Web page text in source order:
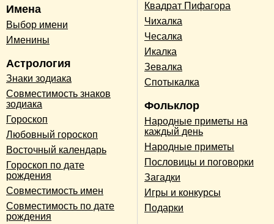
Имена
Выбор имени
Именины
Астрология
Знаки зодиака
Совместимость знаков
зодиака
Гороскоп
Любовный гороскоп
Восточный календарь
Гороскоп по дате
рождения
Совместимость имен
Совместимость по дате
рождения
Квадрат Пифагора
Чихалка
Чесалка
Икалка
Зевалка
Спотыкалка
Фольклор
Народные приметы на
каждый день
Народные приметы
Пословицы и поговорки
Загадки
Игры и конкурсы
Подарки